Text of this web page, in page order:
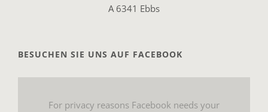
A 6341 Ebbs
BESUCHEN SIE UNS AUF FACEBOOK
For privacy reasons Facebook needs your